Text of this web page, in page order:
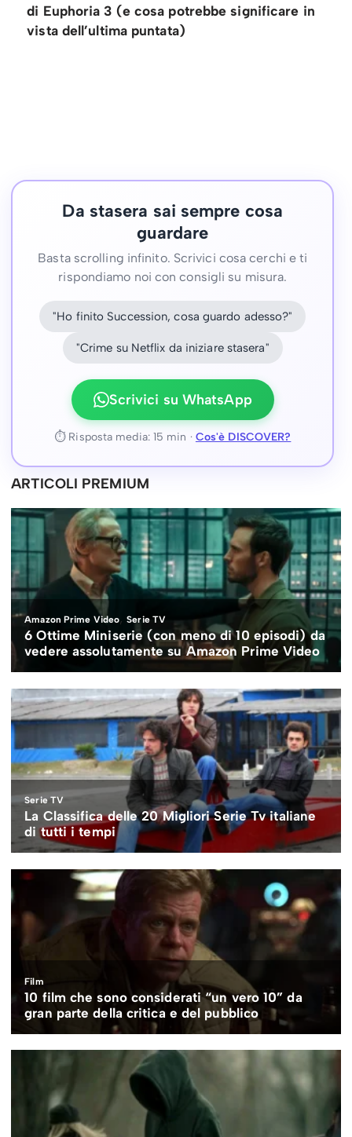
di Euphoria 3 (e cosa potrebbe significare in
vista dell’ultima puntata)
Da stasera sai sempre cosa
guardare
Basta scrolling infinito. Scrivici cosa cerchi e ti
rispondiamo noi con consigli su misura.
"Ho finito Succession, cosa guardo adesso?"
"Crime su Netflix da iniziare stasera"
Scrivici su WhatsApp
⏱ Risposta media: 15 min · Cos'è DISCOVER?
ARTICOLI PREMIUM